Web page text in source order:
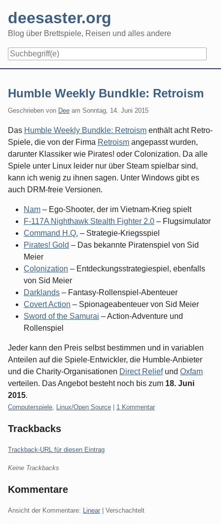
content
deesaster.org
Blog über Brettspiele, Reisen und alles andere
Humble Weekly Bundkle: Retroism
Geschrieben von Dee am Sonntag, 14. Juni 2015
Das Humble Weekly Bundkle: Retroism enthält acht Retro-
Spiele, die von der Firma Retroism angepasst wurden,
darunter Klassiker wie Pirates! oder Colonization. Da alle
Spiele unter Linux leider nur über Steam spielbar sind,
kann ich wenig zu ihnen sagen. Unter Windows gibt es
auch DRM-freie Versionen.
Nam – Ego-Shooter, der im Vietnam-Krieg spielt
F-117A Nighthawk Stealth Fighter 2.0 – Flugsimulator
Command H.Q. – Strategie-Kriegsspiel
Pirates! Gold – Das bekannte Piratenspiel von Sid
Meier
Colonization – Entdeckungsstrategiespiel, ebenfalls
von Sid Meier
Darklands – Fantasy-Rollenspiel-Abenteuer
Covert Action – Spionageabenteuer von Sid Meier
Sword of the Samurai – Action-Adventure und
Rollenspiel
Jeder kann den Preis selbst bestimmen und in variablen
Anteilen auf die Spiele-Entwickler, die Humble-Anbieter
und die Charity-Organisationen Direct Reliefund Oxfam
verteilen. Das Angebot besteht noch bis zum 18. Juni
2015.
Kategorien:
Computerspiele, Linux/Open Source 1 Kommentar
Trackbacks
Trackback-URL für diesen Eintrag
Keine Trackbacks
Kommentare
Ansicht der Kommentare: Linear | Verschachtelt